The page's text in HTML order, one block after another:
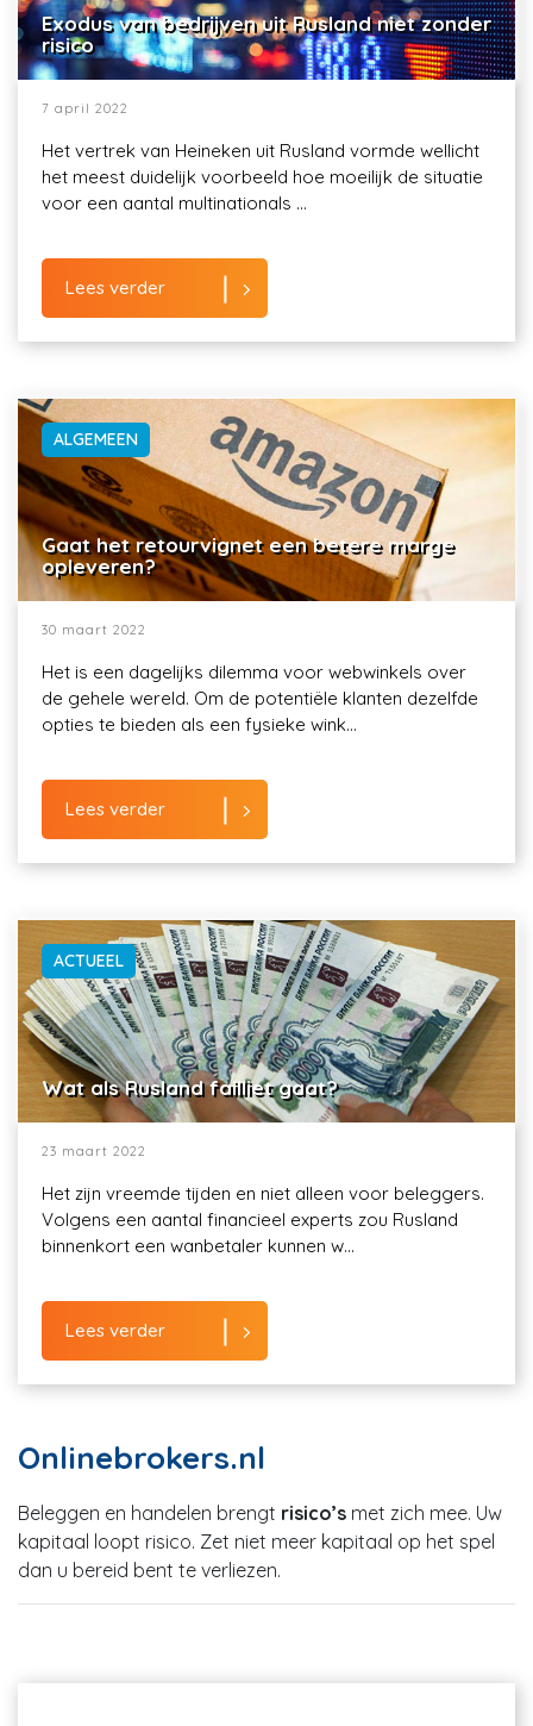
Exodus van bedrijven uit Rusland niet zonder
risico
7 april 2022
Het vertrek van Heineken uit Rusland vormde wellicht
het meest duidelijk voorbeeld hoe moeilijk de situatie
voor een aantal multinationals ...
Lees verder
ALGEMEEN
Gaat het retourvignet een betere marge
opleveren?
30 maart 2022
Het is een dagelijks dilemma voor webwinkels over
de gehele wereld. Om de potentiële klanten dezelfde
opties te bieden als een fysieke wink...
Lees verder
ACTUEEL
Wat als Rusland failliet gaat?
23 maart 2022
Het zijn vreemde tijden en niet alleen voor beleggers.
Volgens een aantal financieel experts zou Rusland
binnenkort een wanbetaler kunnen w...
Lees verder
Onlinebrokers.nl
Beleggen en handelen brengt risico’s met zich mee. Uw
kapitaal loopt risico. Zet niet meer kapitaal op het spel
dan u bereid bent te verliezen.